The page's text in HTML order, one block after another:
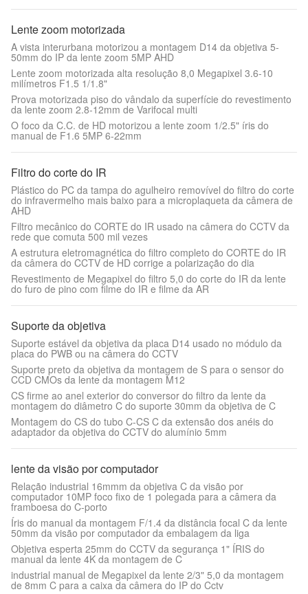
Lente zoom motorizada
A vista interurbana motorizou a montagem D14 da objetiva 5-
50mm do IP da lente zoom 5MP AHD
Lente zoom motorizada alta resolução 8,0 Megapixel 3.6-10
milímetros F1.5 1/1.8"
Prova motorizada piso do vândalo da superfície do revestimento
da lente zoom 2.8-12mm de Varifocal multi
O foco da C.C. de HD motorizou a lente zoom 1/2.5" íris do
manual de F1.6 5MP 6-22mm
Filtro do corte do IR
Plástico do PC da tampa do agulheiro removível do filtro do corte
do infravermelho mais baixo para a microplaqueta da câmera de
AHD
Filtro mecânico do CORTE do IR usado na câmera do CCTV da
rede que comuta 500 mil vezes
A estrutura eletromagnética do filtro completo do CORTE do IR
da câmera do CCTV de HD corrige a polarização do dia
Revestimento de Megapixel do filtro 5,0 do corte do IR da lente
do furo de pino com filme do IR e filme da AR
Suporte da objetiva
Suporte estável da objetiva da placa D14 usado no módulo da
placa do PWB ou na câmera do CCTV
Suporte preto da objetiva da montagem de S para o sensor do
CCD CMOs da lente da montagem M12
CS firme ao anel exterior do conversor do filtro da lente da
montagem do diâmetro C do suporte 30mm da objetiva de C
Montagem do CS do tubo C-CS C da extensão dos anéis do
adaptador da objetiva do CCTV do alumínio 5mm
lente da visão por computador
Relação industrial 16mmm da objetiva C da visão por
computador 10MP foco fixo de 1 polegada para a câmera da
framboesa do C-porto
Íris do manual da montagem F/1.4 da distância focal C da lente
50mm da visão por computador da embalagem da liga
Objetiva esperta 25mm do CCTV da segurança 1" ÍRIS do
manual da lente 4K da montagem de C
industrial manual de Megapixel da lente 2/3" 5,0 da montagem
de 8mm C para a caixa da câmera do IP do Cctv